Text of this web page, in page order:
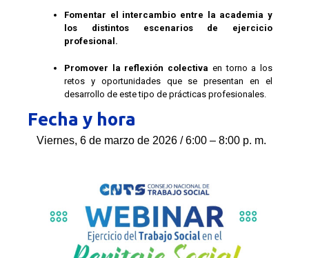
Fomentar el intercambio entre la academia y
los distintos escenarios de ejercicio
profesional.
Promover la reflexión colectiva en torno a los
retos y oportunidades que se presentan en el
desarrollo de este tipo de prácticas profesionales.
Fecha y hora
Viernes, 6 de marzo de 2026 /6:00 – 8:00 p. m.